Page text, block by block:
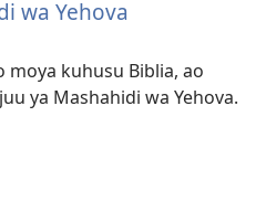
wa Yehova
moya kuhusu Biblia, ao
ya Mashahidi wa Yehova.